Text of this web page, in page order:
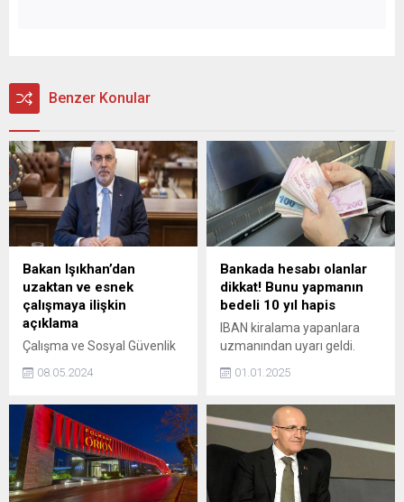
Benzer Konular
Bakan Işıkhan’dan
uzaktan ve esnek
çalışmaya ilişkin
açıklama
Çalışma ve Sosyal Güvenlik
"Çalışmanın, işin şekli
değişime ayak uydurmamız
lazım. Çalışma Genel
Müdürlüğümüz bu konuda
mevzuat düzenlemelerini
gerçekleştiriyor." dedi.
08.05.2024
Bankada hesabı olanlar
dikkat! Bunu yapmanın
bedeli 10 yıl hapis
IBAN kiralama yapanlara
uzmanından uyarı geldi.
vaadiyle banka hesaplarını
hapis cezasını da içine alan
ciddi yaptırımlarla karşı
karşıya kalabiliyor.
01.01.2025